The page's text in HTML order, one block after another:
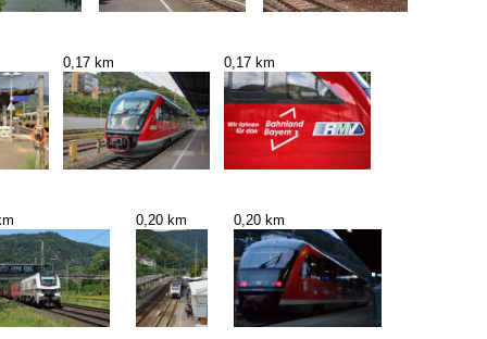
0,17 km 0,17 km
0,20 km 0,20 km